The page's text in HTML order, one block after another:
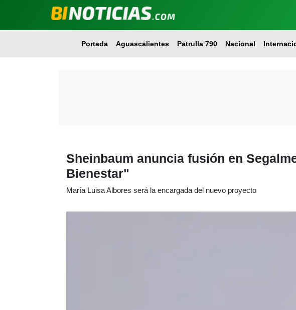
Portada Aguascalientes Patrulla 790 Nacional
Sheinbaum anuncia fusión en
Bienestar"
María Luisa Albores será la encargada del nuevo proyecto